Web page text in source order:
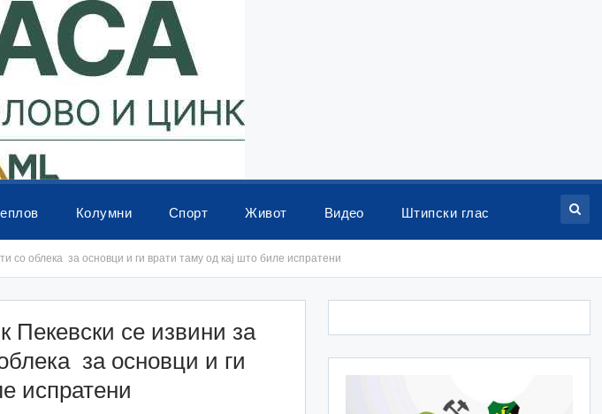
Колумни Спорт Живот Видео Штипски глас
со облека за основци и ги врати таму од кај што биле испратени
Пекевски се извини за
за основци и ги
испратени